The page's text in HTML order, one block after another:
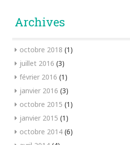
Archives
octobre 2018 (1)
juillet 2016 (3)
février 2016 (1)
janvier 2016 (3)
octobre 2015 (1)
janvier 2015 (1)
octobre 2014 (6)